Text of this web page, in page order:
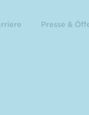
Presse &